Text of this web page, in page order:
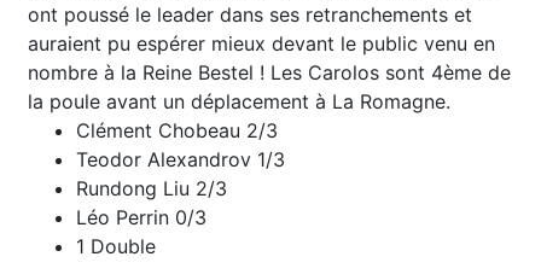
ont poussé le leader dans ses retranchements et
auraient pu espérer mieux devant le public venu en
nombre à la Reine Bestel ! Les Carolos sont 4ème de
la poule avant un déplacement à La Romagne.
Clément Chobeau 2/3
Teodor Alexandrov 1/3
Rundong Liu 2/3
Léo Perrin 0/3
1 Double